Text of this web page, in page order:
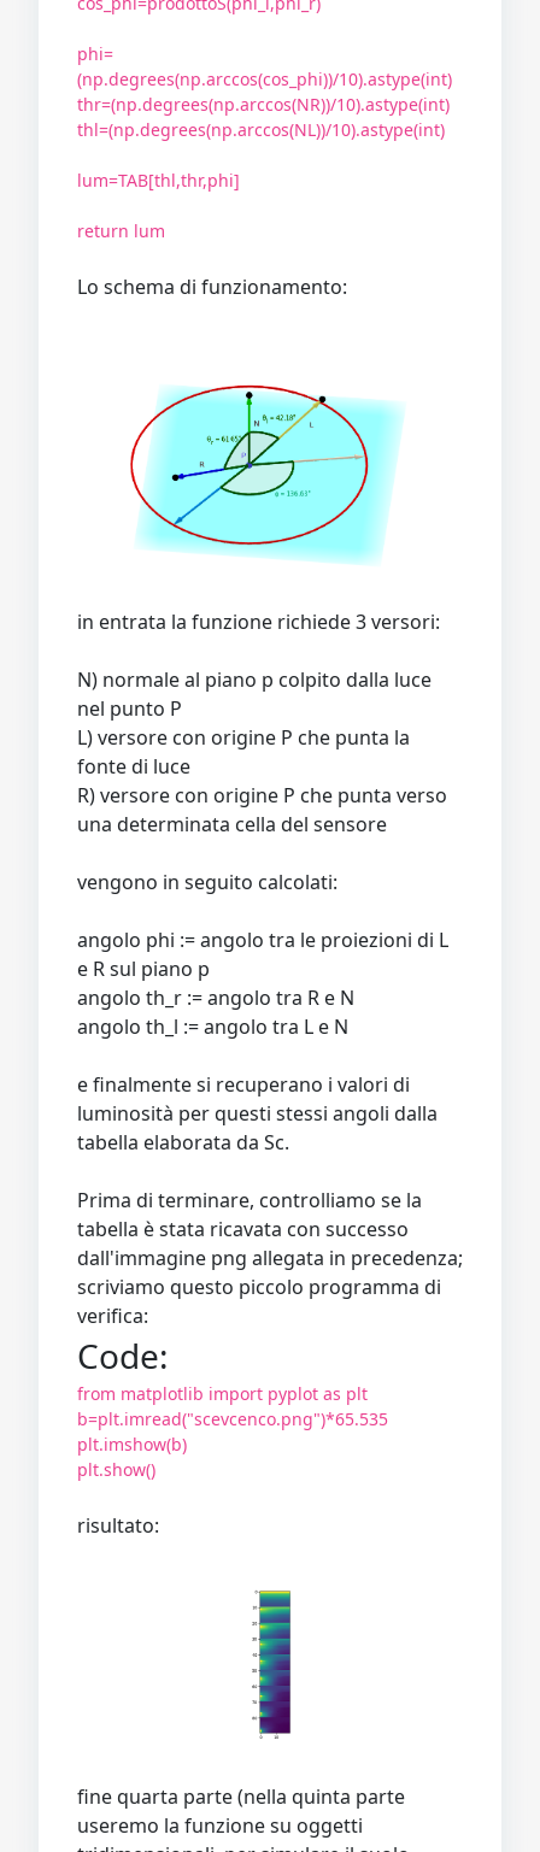
phi=
(np.degrees(np.arccos(cos_phi))/10).astype(int)
thr=(np.degrees(np.arccos(NR))/10).astype(int)
thl=(np.degrees(np.arccos(NL))/10).astype(int)
lum=TAB[thl,thr,phi]
return lum
Lo schema di funzionamento:
in entrata la funzione richiede 3 versori:
N) normale al piano p colpito dalla luce
nel punto P
L) versore con origine P che punta la
fonte di luce
R) versore con origine P che punta verso
una determinata cella del sensore
vengono in seguito calcolati:
angolo phi := angolo tra le proiezioni di L
e R sul piano p
angolo th_r := angolo tra R e N
angolo th_l := angolo tra L e N
e finalmente si recuperano i valori di
luminosità per questi stessi angoli dalla
tabella elaborata da Sc.
Prima di terminare, controlliamo se la
tabella è stata ricavata con successo
dall'immagine png allegata in precedenza;
scriviamo questo piccolo programma di
verifica:
Code:
from matplotlib import pyplot as plt
b=plt.imread("scevcenco.png")*65.535
plt.imshow(b)
plt.show()
risultato:
fine quarta parte (nella quinta parte
useremo la funzione su oggetti